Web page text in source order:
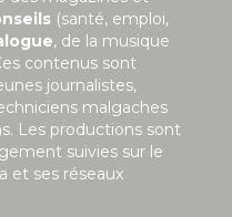
(santé, emploi,
, de la musique
contenus sont
journalistes,
malgaches
Les productions sont
suivies sur le
et ses réseaux